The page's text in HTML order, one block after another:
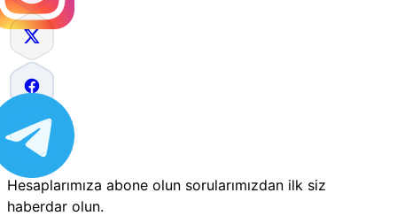
Hesaplarımıza abone olun sorularımızdan ilk siz
haberdar olun.